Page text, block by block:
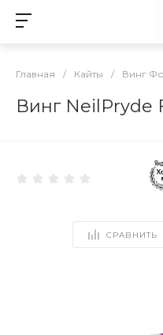
Главная / Кайты / Винг
Винг NeilPryde
СРАВНИТЬ